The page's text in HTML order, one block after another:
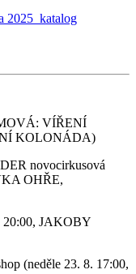
2025_katalog
VÍŘENÍ
KOLONÁDA)
novocirkusová
OHŘE,
20:00, JAKOBY
(neděle 23. 8. 17:00,